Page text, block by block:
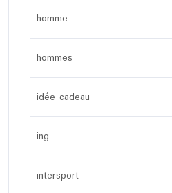
homme
hommes
idée cadeau
ing
intersport